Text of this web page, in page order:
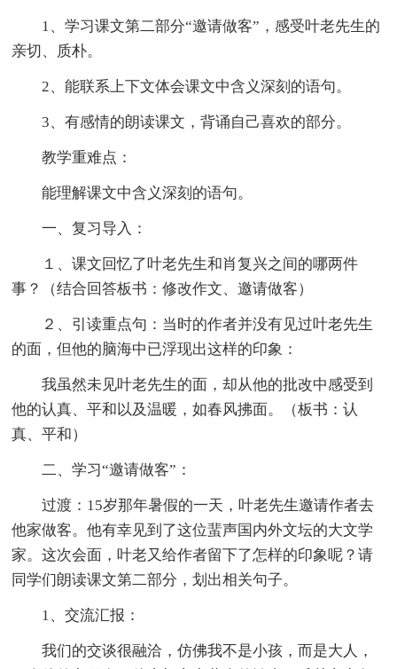
1、学习课文第二部分“邀请做客”，感受叶老先生的
亲切、质朴。
2、能联系上下文体会课文中含义深刻的语句。
3、有感情的朗读课文，背诵自己喜欢的部分。
教学重难点：
能理解课文中含义深刻的语句。
一、复习导入：
１、课文回忆了叶老先生和肖复兴之间的哪两件
事？（结合回答板书：修改作文、邀请做客）
２、引读重点句：当时的作者并没有见过叶老先生
的面，但他的脑海中已浮现出这样的印象：
我虽然未见叶老先生的面，却从他的批改中感受到
他的认真、平和以及温暖，如春风拂面。（板书：认
真、平和）
二、学习“邀请做客”：
过渡：15岁那年暑假的一天，叶老先生邀请作者去
他家做客。他有幸见到了这位蜚声国内外文坛的大文学
家。这次会面，叶老又给作者留下了怎样的印象呢？请
同学们朗读课文第二部分，划出相关句子。
1、交流汇报：
我们的交谈很融洽，仿佛我不是小孩，而是大人，